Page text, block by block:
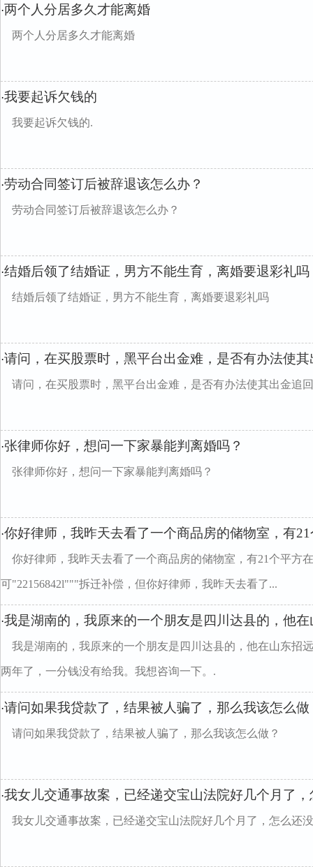
·两个人分居多久才能离婚
两个人分居多久才能离婚
·我要起诉欠钱的
我要起诉欠钱的.
·劳动合同签订后被辞退该怎么办？
劳动合同签订后被辞退该怎么办？
·结婚后领了结婚证，男方不能生育，离婚要退彩礼吗
结婚后领了结婚证，男方不能生育，离婚要退彩礼吗
·请问，在买股票时，黑平台出金难，是否有办法使
请问，在买股票时，黑平台出金难，是否有办法使其出金追
·张律师你好，想问一下家暴能判离婚吗？
张律师你好，想问一下家暴能判离婚吗？
·你好律师，我昨天去看了一个商品房的储物室，有
你好律师，我昨天去看了一个商品房的储物室，有21个平方
可"22156842l"""拆迁补偿，但你好律师，我昨天去看了...
·我是湖南的，我原来的一个朋友是四川达县的，他
我是湖南的，我原来的一个朋友是四川达县的，他在山东招
两年了，一分钱没有给我。我想咨询一下。.
·请问如果我贷款了，结果被人骗了，那么我该怎么做
请问如果我贷款了，结果被人骗了，那么我该怎么做？
·我女儿交通事故案，已经递交宝山法院好几个月了
我女儿交通事故案，已经递交宝山法院好几个月了，怎么还